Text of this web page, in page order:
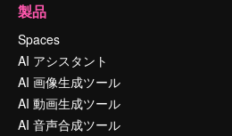
製品
Spaces
AI アシスタント
AI 画像生成ツール
AI 動画生成ツール
AI 音声合成ツール